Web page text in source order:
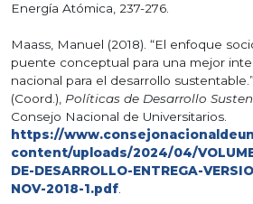
Energía Atómica, 237-276.
Maass, Manuel (2018). “El enfoque
puente conceptual para una mejor
nacional para el desarrollo
(Coord.), Políticas de Desarrollo
Consejo Nacional de Universitarios.
https://
content/uploads/2024/04/
DE-DESARROLLO-ENTREGA-
NOV-2018-1.pdf